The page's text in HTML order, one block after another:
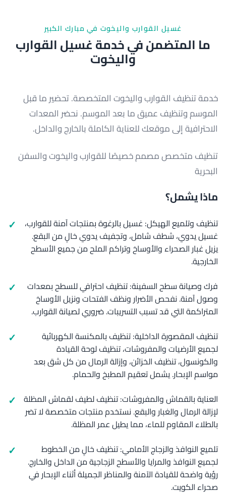
غسيل القوارب واليخوت في مبارك الكبير
ما المتضمن في خدمة غسيل القوارب
واليخوت
خدمة تنظيف القوارب واليخوت المتخصصة. تحضير ما قبل
الموسم وتنظيف عميق ما بعد الموسم. نحضر المعدات
الاحترافية إلى موقعك للعناية الكاملة بالخارج والداخل.
تنظيف متخصص مصمم خصيصًا للقوارب واليخوت والسفن
البحرية
ماذا يشمل؟
تنظيف وتلميع الهيكل: غسيل بالرغوة بمنتجات آمنة للقوارب،
غسيل يدوي، شطف شامل، وتجفيف يدوي خالٍ من البقع.
يزيل غبار الصحراء والأوساخ وتراكم الملح من جميع الأسطح
الخارجية.
فرك وصيانة سطح السفينة: تنظيف احترافي للسطح بمعدات
وصول آمنة. نفحص الأضرار ونظف الفتحات ونزيل الأوساخ
المتراكمة التي قد تسبب التسريبات. ضروري لصيانة القوارب.
تنظيف المقصورة الداخلية: تنظيف بالمكنسة الكهربائية
لجميع الأرضيات والمفروشات، تنظيف لوحة القيادة
والكونسول، تنظيف الخزائن، وإزالة الرمال من كل شق بعد
مواسم الإبحار. يشمل تعقيم المطبخ والحمام.
العناية بالقماش والمفروشات: تنظيف لطيف لقماش المظلة
لإزالة الرمال والغبار والبقع. نستخدم منتجات متخصصة لا تضر
بالطلاء المقاوم للماء، مما يطيل عمر المظلة.
تلميع النوافذ والزجاج الأمامي: تنظيف خالٍ من الخطوط
لجميع النوافذ والمرايا والأسطح الزجاجية من الداخل والخارج.
رؤية واضحة للقيادة الآمنة والمناظر الجميلة أثناء الإبحار في
صحراء الكويت.